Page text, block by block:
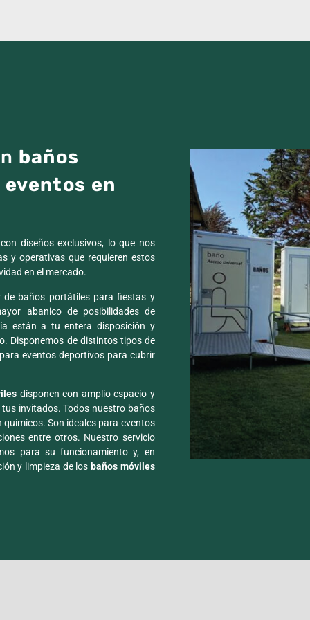
baños
en
diseños exclusivos, lo que nos
y operativas que requieren estos
en el mercado.
de baños portátiles para fiestas y
abanico de posibilidades de
están a tu entera disposición y
Disponemos de distintos tipos de
eventos deportivos para cubrir
disponen con amplio espacio y
invitados. Todos nuestro baños
Son ideales para eventos
entre otros. Nuestro servicio
para su funcionamiento y, en
y limpieza de los baños móviles